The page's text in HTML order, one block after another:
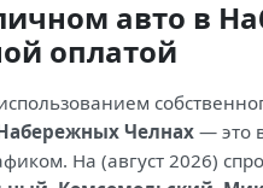
авто в
оплатой
Челнах — это
На (август 2026)